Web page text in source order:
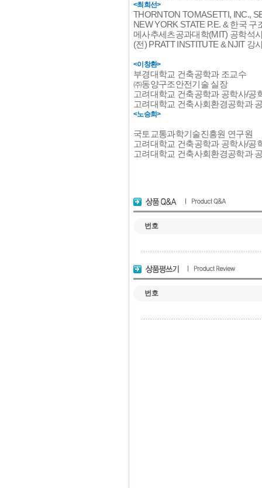
<최희선>
THORNTON TOMASETTI, INC.,
NEW YORK STATE P.E. & 한국 구
메사추세츠공과대학(MIT) 공학석
(전) PRATT INSTITUTE & NJIT 강
<이창환>
부경대학교 건축공학과 조교수
㈜동양구조안전기술 실장
고려대학교 건축공학과 공학사/공
고려대학교 건축사회환경공학과
<노승희>
국토교통과학기술진흥원 연구원
고려대학교 건축공학과 공학사/공
고려대학교 건축사회환경공학과
번호
번호